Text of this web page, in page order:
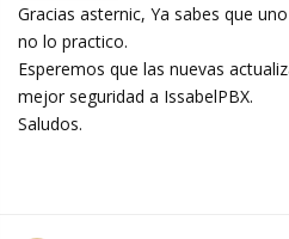
Gracias asternic, Ya sabes que
no lo practico.
Esperemos que las nuevas
mejor seguridad a IssabelPBX.
Saludos.